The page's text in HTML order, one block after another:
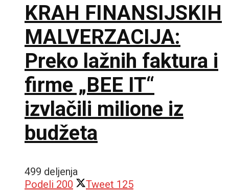
KRAH FINANSIJSKIH
MALVERZACIJA:
Preko lažnih faktura i
firme „BEE IT“
izvlačili milione iz
budžeta
499 deljenja
Podeli 200 Tweet 125